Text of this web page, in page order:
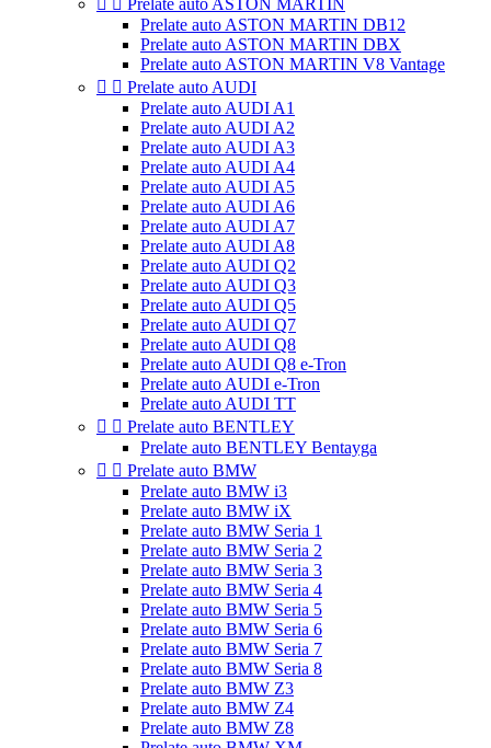
  Prelate auto ASTON MARTIN
Prelate auto ASTON MARTIN DB12
Prelate auto ASTON MARTIN DBX
Prelate auto ASTON MARTIN V8 Vantage
  Prelate auto AUDI
Prelate auto AUDI A1
Prelate auto AUDI A2
Prelate auto AUDI A3
Prelate auto AUDI A4
Prelate auto AUDI A5
Prelate auto AUDI A6
Prelate auto AUDI A7
Prelate auto AUDI A8
Prelate auto AUDI Q2
Prelate auto AUDI Q3
Prelate auto AUDI Q5
Prelate auto AUDI Q7
Prelate auto AUDI Q8
Prelate auto AUDI Q8 e-Tron
Prelate auto AUDI e-Tron
Prelate auto AUDI TT
  Prelate auto BENTLEY
Prelate auto BENTLEY Bentayga
  Prelate auto BMW
Prelate auto BMW i3
Prelate auto BMW iX
Prelate auto BMW Seria 1
Prelate auto BMW Seria 2
Prelate auto BMW Seria 3
Prelate auto BMW Seria 4
Prelate auto BMW Seria 5
Prelate auto BMW Seria 6
Prelate auto BMW Seria 7
Prelate auto BMW Seria 8
Prelate auto BMW Z3
Prelate auto BMW Z4
Prelate auto BMW Z8